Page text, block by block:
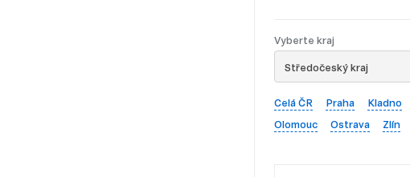
Vyberte kraj
Středočeský kraj
Celá ČR Praha Kladno
Olomouc
Ostrava Zlín